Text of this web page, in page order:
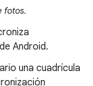
fotos.
Android.
una cuadrícula